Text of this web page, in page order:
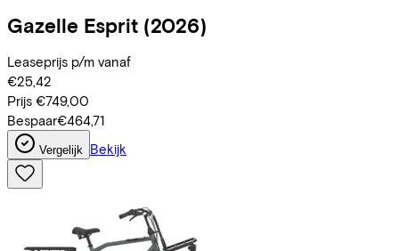
Gazelle Esprit (2026)
Leaseprijs p/m vanaf
€25,42
Prijs €749,00
Bespaar€464,71
Vergelijk Bekijk